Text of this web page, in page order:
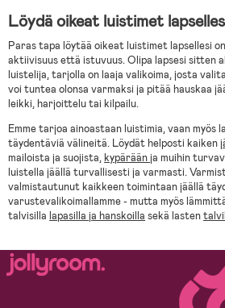
Löydä oikeat luistimet
Paras tapa löytää oikeat luistimet lapsellesi
aktiivisuus että istuvuus. Olipa lapsesi sitten
luistelija, tarjolla on laaja valikoima, josta
voi tuntea olonsa varmaksi ja pitää hauskaa
leikki, harjoittelu tai kilpailu.
Emme tarjoa ainoastaan luistimia, vaan myös
täydentäviä välineitä. Löydät helposti kaiken
mailoista ja suojista,kypäräänja muihin
luistella jäällä turvallisesti ja varmasti.
valmistautunut kaikkeen toimintaan jäällä
varustevalikoimallamme - mutta myös
talvisilla lapasilla ja hanskoilla sekä lasten